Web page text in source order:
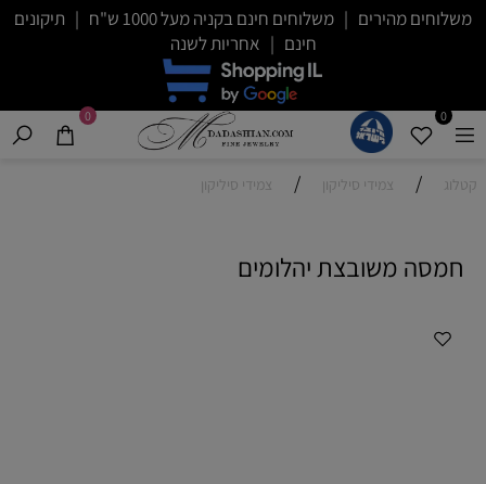
משלוחים מהירים | משלוחים חינם בקניה מעל 1000 ש"ח | תיקונים
חינם | אחריות לשנה
0
0
קטלוג / צמידי סיליקון / צמידי סיליקון
חמסה משובצת יהלומים